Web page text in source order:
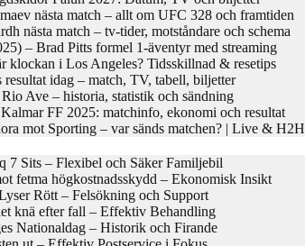
nästa match – allt om UFC 328 och framtiden
nästa match – tv-tider, motståndare och schema
– Brad Pitts formel 1-äventyr med streaming
klockan i Los Angeles? Tidsskillnad & resetips
idag – match, TV, tabell, biljetter
Ave – historia, statistik och sändning
FF 2025: matchinfo, ekonomi och resultat
mot Sporting – var sänds matchen? | Live & H2H
7 Sits – Flexibel och Säker Familjebil
fetma högkostnadsskydd – Ekonomisk Insikt
Rött – Felsökning och Support
knä efter fall – Effektiv Behandling
Nationaldag – Historik och Firande